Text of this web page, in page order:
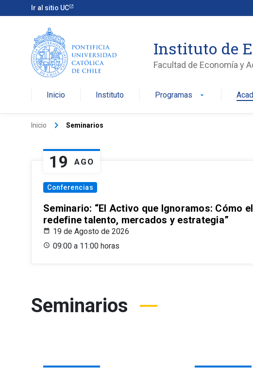
Ir al sitio UC
Instituto de
Facultad de Economía y
Inicio Instituto Programas arrow_drop_down
Inicio keyboard_arrow_right Seminarios
19 AGO
Conferencias
Seminario: “El Activo que Ignoramos: Cómo
redefine talento, mercados y estrategia”
19 de Agosto de 2026
09:00 a 11:00 horas
Seminarios